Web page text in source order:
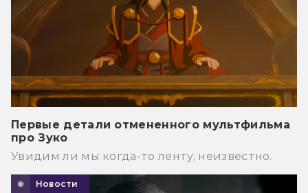
Первые детали отмененного мультфильма
про Зуко
Увидим ли мы когда-то ленту, неизвестно.
Новости